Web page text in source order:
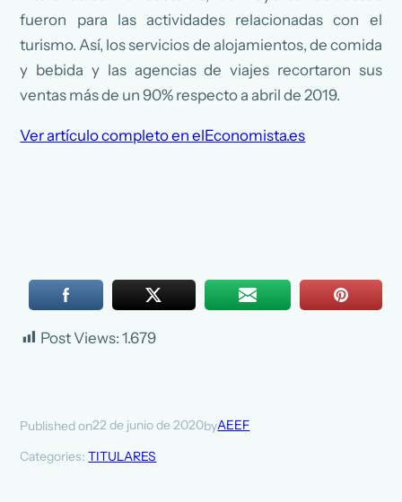
fueron para las actividades relacionadas con el
turismo. Así, los servicios de alojamientos, de comida
y bebida y las agencias de viajes recortaron sus
ventas más de un 90% respecto a abril de 2019.
Ver artículo completo en elEconomista.es
Post Views: 1.679
Published on22 de junio de 2020byAEEF
Categories:TITULARES